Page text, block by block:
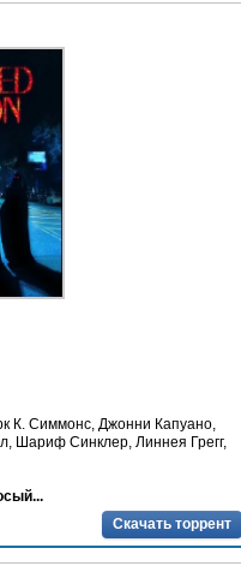
К. Симмонс, Джонни Капуано,
Шариф Синклер, Линнея Грегг,
Скачать торрент